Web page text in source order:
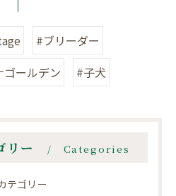
#ブリーダー
ールデン
#子犬
リー Categories
テゴリー